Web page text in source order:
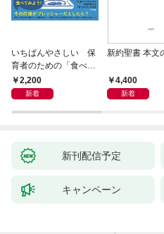
いちばんやさしい 保
育者のための「食べな
い子」サポートＢＯＯ
Ｋ 偏食・少食のお悩
2,200
新着
新約聖書 本文
4,400
新着
新刊配信予定
キャンペーン